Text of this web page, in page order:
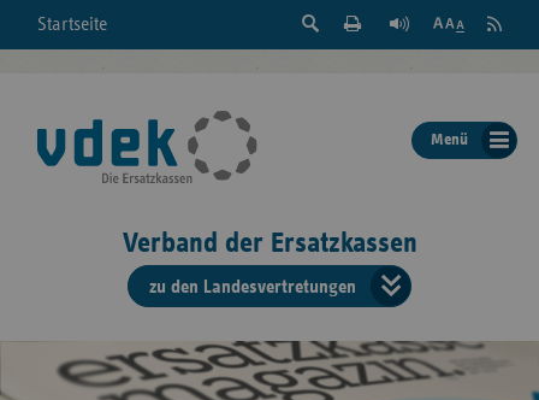
Startseite
Suche
der
Seite
Feed
Menü
Verband der Ersatzkassen
zu den Landesvertretungen
der